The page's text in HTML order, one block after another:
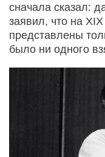
сначала сказал:
заявил, что на
представлены
было ни одного